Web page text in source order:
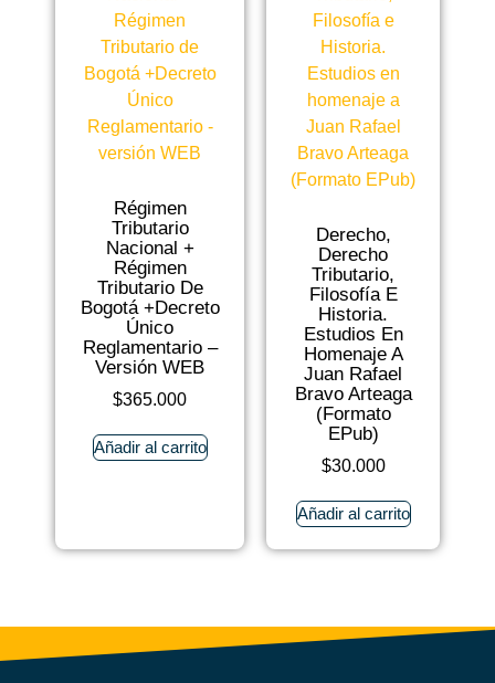
Régimen
Tributario
Nacional +
Régimen
Tributario De
Bogotá +Decreto
Único
Reglamentario –
Versión WEB
$365.000
Añadir al carrito
Derecho,
Derecho
Tributario,
Filosofía E
Historia.
Estudios En
Homenaje A
Juan Rafael
Bravo Arteaga
(Formato
EPub)
$30.000
Añadir al carrito